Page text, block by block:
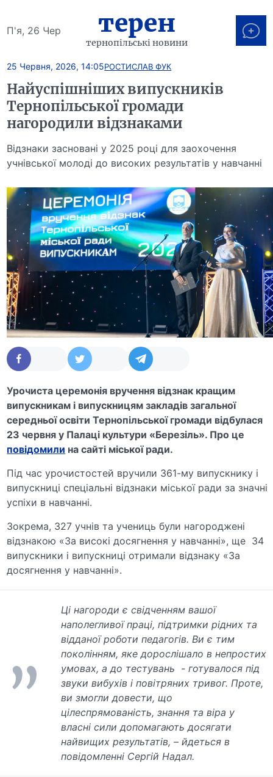
П'я, 26 Чер терен
тернопільські новини
25 Червня, 2026, 14:05РОСТИСЛАВ ФУК
Найуспішніших випускників
Тернопільської громади
нагородили відзнаками
Відзнаки засновані у 2025 році для заохочення
учнівської молоді до високих результатів у навчанні
Урочиста церемонія вручення відзнак кращим
випускникам і випускницям закладів загальної
середньої освіти Тернопільської громади відбулася
23 червня у Палаці культури «Березіль». Про це
повідомили на сайті міської ради.
Під час урочистостей вручили 361-му випускнику і
випускниці спеціальні відзнаки міської ради за значні
успіхи в навчанні.
Зокрема, 327 учнів та учениць були нагороджені
відзнакою «За високі досягнення у навчанні», ще 34
випускники і випускниці отримали відзнаку «За
досягнення у навчанні».
Ці нагороди є свідченням вашої
наполегливої праці, підтримки рідних та
відданої роботи педагогів. Ви є тим
поколінням, яке дорослішало в непростих
умовах, а до тестувань - готувалося під
звуки вибухів і повітряних тривог. Проте,
ви змогли довести, що
цілеспрямованість, знання та віра у
власні сили допомагають досягати
найвищих результатів, – йдеться в
повідомленні Сергій Надал.